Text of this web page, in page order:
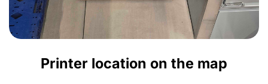
Printer location on the map